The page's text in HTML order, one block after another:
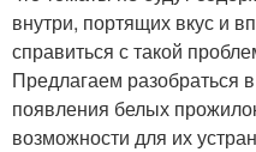
внутри, портящих вкус и
справиться с такой
Предлагаем разобраться
появления белых
возможности для их